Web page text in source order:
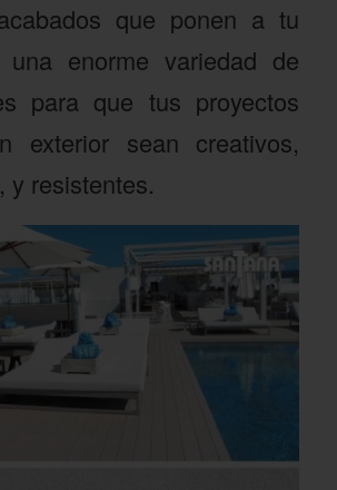
que ponen a tu
una enorme variedad de
para que tus proyectos
exterior sean creativos,
y resistentes.